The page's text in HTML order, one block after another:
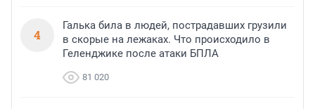
4
Галька била в людей, пострадавших грузили
в скорые на лежаках. Что происходило в
Геленджике после атаки БПЛА
81 020